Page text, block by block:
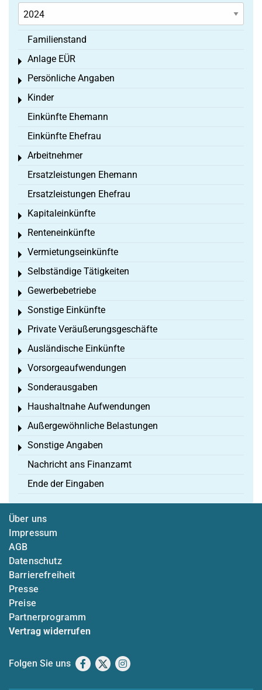
Familienstand
Anlage EÜR
Toggle menu
Persönliche Angaben
Toggle menu
Kinder
Toggle menu
Einkünfte Ehemann
Einkünfte Ehefrau
Arbeitnehmer
Toggle menu
Ersatzleistungen Ehemann
Ersatzleistungen Ehefrau
Kapitaleinkünfte
Toggle menu
Renteneinkünfte
Toggle menu
Vermietungseinkünfte
Toggle menu
Selbständige Tätigkeiten
Toggle menu
Gewerbebetriebe
Toggle menu
Sonstige Einkünfte
Toggle menu
Private Veräußerungsgeschäfte
Toggle menu
Ausländische Einkünfte
Toggle menu
Vorsorgeaufwendungen
Toggle menu
Sonderausgaben
Toggle menu
Haushaltnahe Aufwendungen
Toggle menu
Außergewöhnliche Belastungen
Toggle menu
Sonstige Angaben
Toggle menu
Nachricht ans Finanzamt
Ende der Eingaben
Über uns
Impressum
AGB
Datenschutz
Barrierefreiheit
Presse
Preise
Partnerprogramm
Vertrag widerrufen
Folgen Sie uns Facebook
X Instagram